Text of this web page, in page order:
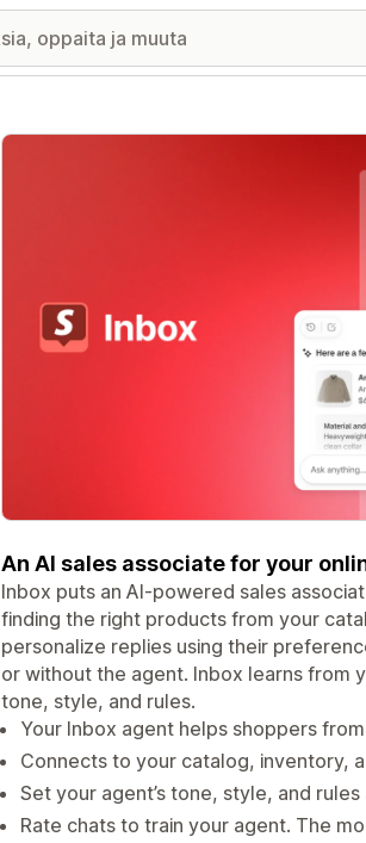
Esittelykuvagalleria
An AI sales associate for your
Inbox puts an AI-powered sales
finding the right products from your
personalize replies using their
or without the agent. Inbox learns from
tone, style, and rules.
Your Inbox agent helps shoppers
Connects to your catalog, inventory,
Set your agent’s tone, style, and
Rate chats to train your agent. The